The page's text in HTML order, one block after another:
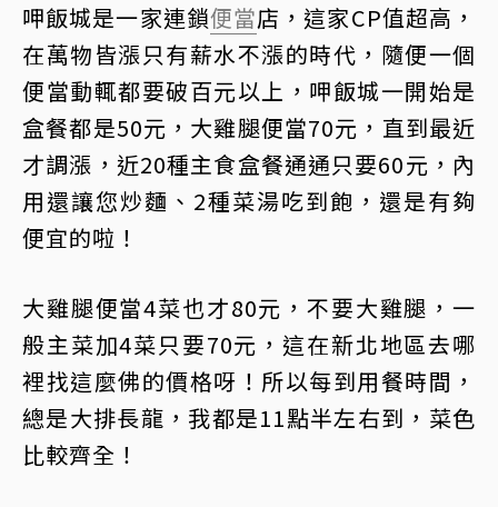
呷飯城是一家連鎖便當店，這家CP值超高，
在萬物皆漲只有薪水不漲的時代，隨便一個
便當動輒都要破百元以上，呷飯城一開始是
盒餐都是50元，大雞腿便當70元，直到最近
才調漲，近20種主食盒餐通通只要60元，內
用還讓您炒麵、2種菜湯吃到飽，還是有夠
便宜的啦！
大雞腿便當4菜也才80元，不要大雞腿，一
般主菜加4菜只要70元，這在新北地區去哪
裡找這麼佛的價格呀！所以每到用餐時間，
總是大排長龍，我都是11點半左右到，菜色
比較齊全！